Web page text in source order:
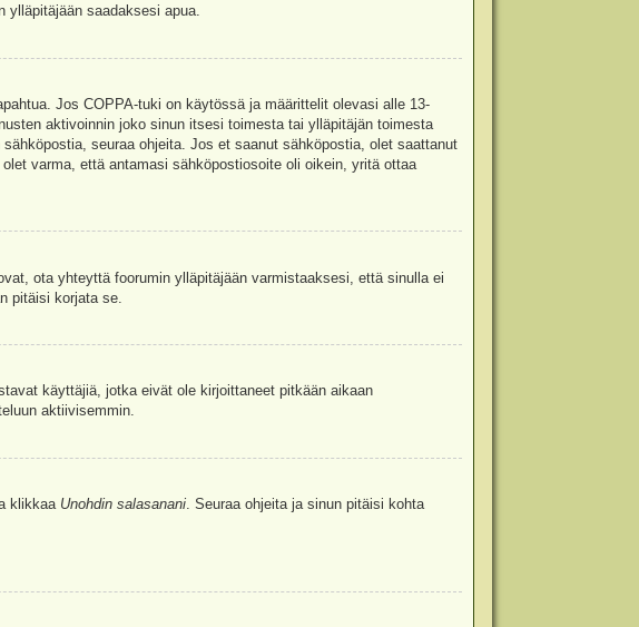
saadaksesi apua.
Jos COPPA-tuki on käytössä ja määrittelit olevasi alle 13-
aktivoinnin joko sinun itsesi toimesta tai ylläpitäjän toimesta
seuraa ohjeita. Jos et saanut sähköpostia, olet saattanut
varma, että antamasi sähköpostiosoite oli oikein, yritä ottaa
ota yhteyttä foorumin ylläpitäjään varmistaaksesi, että sinulla ei
pitäisi korjata se.
käyttäjiä, jotka eivät ole kirjoittaneet pitkään aikaan
aktiivisemmin.
klikkaa Unohdin salasanani. Seuraa ohjeita ja sinun pitäisi kohta